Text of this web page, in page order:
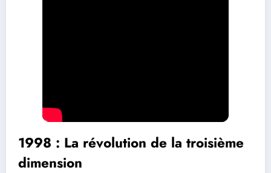
1998 : La révolution de la troisième
dimension